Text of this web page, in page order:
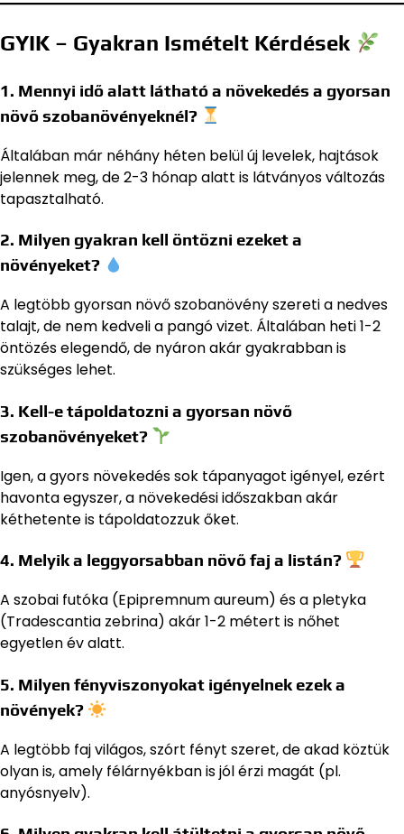
GYIK – Gyakran Ismételt Kérdések
1. Mennyi idő alatt látható a növekedés a gyorsan
növő szobanövényeknél?
Általában már néhány héten belül új levelek, hajtások
jelennek meg, de 2-3 hónap alatt is látványos változás
tapasztalható.
2. Milyen gyakran kell öntözni ezeket a
növényeket?
A legtöbb gyorsan növő szobanövény szereti a nedves
talajt, de nem kedveli a pangó vizet. Általában heti 1-2
öntözés elegendő, de nyáron akár gyakrabban is
szükséges lehet.
3. Kell-e tápoldatozni a gyorsan növő
szobanövényeket?
Igen, a gyors növekedés sok tápanyagot igényel, ezért
havonta egyszer, a növekedési időszakban akár
kéthetente is tápoldatozzuk őket.
4. Melyik a leggyorsabban növő faj a listán?
A szobai futóka (Epipremnum aureum) és a pletyka
(Tradescantia zebrina) akár 1-2 métert is nőhet
egyetlen év alatt.
5. Milyen fényviszonyokat igényelnek ezek a
növények?
A legtöbb faj világos, szórt fényt szeret, de akad köztük
olyan is, amely félárnyékban is jól érzi magát (pl.
anyósnyelv).